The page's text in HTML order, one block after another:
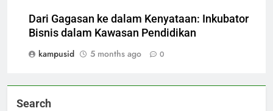
Dari Gagasan ke dalam Kenyataan: Inkubator
Bisnis dalam Kawasan Pendidikan
kampusid
5 months ago 0
Search